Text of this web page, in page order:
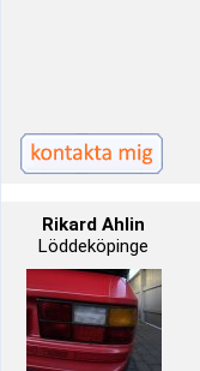
Rikard Ahlin
Löddeköpinge